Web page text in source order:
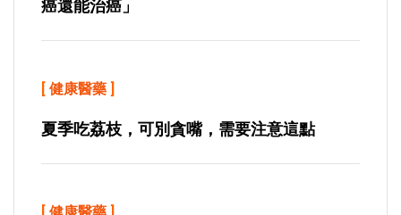
癌還能治癌」
[ 健康醫藥 ]
夏季吃荔枝，可別貪嘴，需要注意這點